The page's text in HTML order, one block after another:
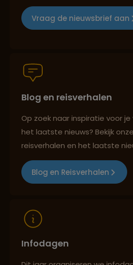
Groepsreizen mét
Best beoordeelde
Reizen met oog voor
Vraag de nieuwsbrief aan
Blog en reisverhalen
Op zoek naar inspiratie voor
het laatste nieuws? Bekijk
reisverhalen en het laatste
Blog en Reisverhalen
Infodagen